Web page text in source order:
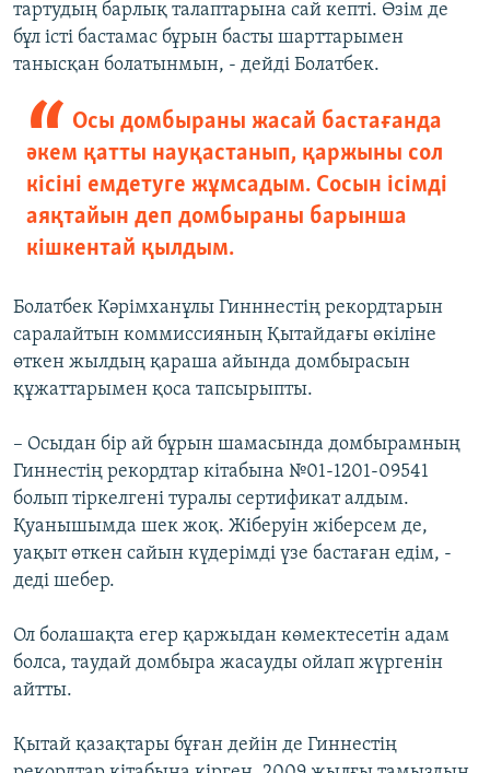
тартудың барлық талаптарына сай кепті. Өзім де
бұл істі бастамас бұрын басты шарттарымен
танысқан болатынмын, - дейді Болатбек.
Осы домбыраны жасай бастағанда
әкем қатты науқастанып, қаржыны сол
кісіні емдетуге жұмсадым. Сосын ісімді
аяқтайын деп домбыраны барынша
кішкентай қылдым.
Болатбек Кәрімханұлы Гинннестің рекордтарын
саралайтын коммиссияның Қытайдағы өкіліне
өткен жылдың қараша айында домбырасын
құжаттарымен қоса тапсырыпты.
– Осыдан бір ай бұрын шамасында домбырамның
Гиннестің рекордтар кітабына №01-1201-09541
болып тіркелгені туралы сертификат алдым.
Қуанышымда шек жоқ. Жіберуін жіберсем де,
уақыт өткен сайын күдерімді үзе бастаған едім, -
деді шебер.
Ол болашақта егер қаржыдан көмектесетін адам
болса, таудай домбыра жасауды ойлап жүргенін
айтты.
Қытай қазақтары бұған дейін де Гиннестің